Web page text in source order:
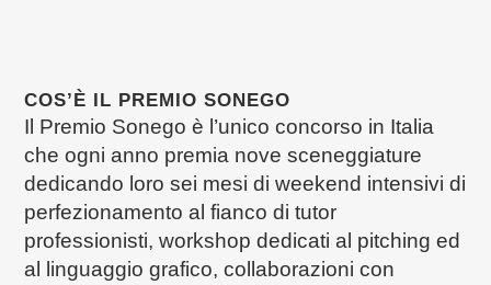
COS’È IL PREMIO SONEGO
Il Premio Sonego è l’unico concorso in Italia
che ogni anno premia nove sceneggiature
dedicando loro sei mesi di weekend intensivi di
perfezionamento al fianco di tutor
professionisti, workshop dedicati al pitching ed
al linguaggio grafico, collaborazioni con